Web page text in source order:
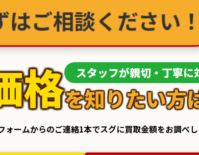
はご相談ください
格 スタッフが親切・丁寧に
を知りたい方
ォームからのご連絡1本でスグに買取金額をお調べ